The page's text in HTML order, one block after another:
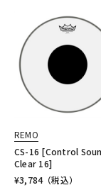
REMO
CS-16 [Control
Clear 16]
¥3,784（税込）